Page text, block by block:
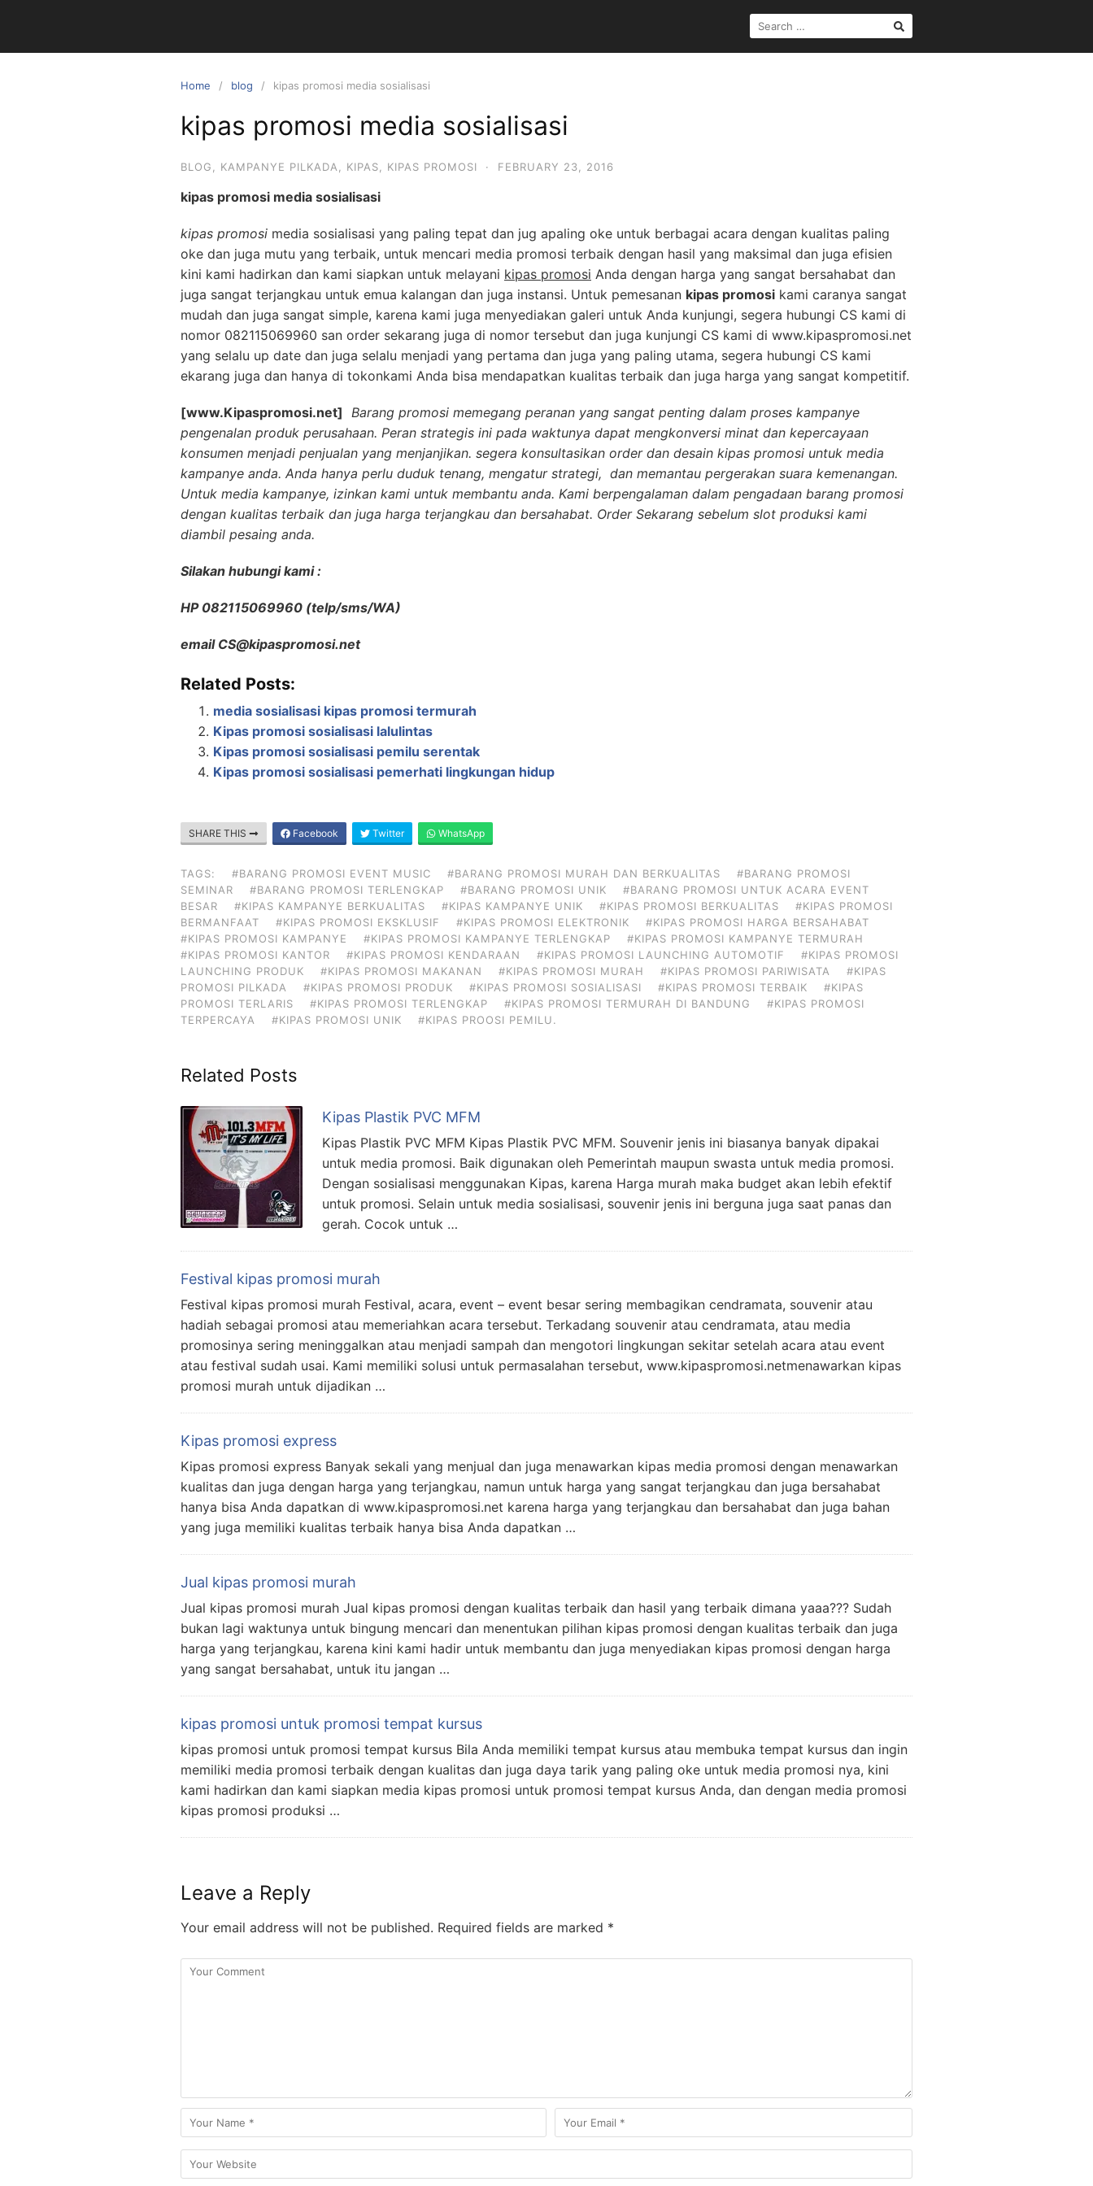
content
SEARCH
FOR:
Home blog kipas promosi media sosialisasi
kipas promosi media sosialisasi
BLOG KAMPANYE PILKADA KIPAS KIPAS PROMOSI · FEBRUARY 23, 2016
kipas promosi media sosialisasi
kipas promosi media sosialisasi yang paling tepat dan jug apaling oke untuk berbagai acara dengan kualitas paling
oke dan juga mutu yang terbaik, untuk mencari media promosi terbaik dengan hasil yang maksimal dan juga efisien
kini kami hadirkan dan kami siapkan untuk melayani kipas promosi Anda dengan harga yang sangat bersahabat dan
juga sangat terjangkau untuk emua kalangan dan juga instansi. Untuk pemesanan kipas promosi kami caranya sangat
mudah dan juga sangat simple, karena kami juga menyediakan galeri untuk Anda kunjungi, segera hubungi CS kami di
nomor 082115069960 san order sekarang juga di nomor tersebut dan juga kunjungi CS kami di www.kipaspromosi.net
yang selalu up date dan juga selalu menjadi yang pertama dan juga yang paling utama, segera hubungi CS kami
ekarang juga dan hanya di tokonkami Anda bisa mendapatkan kualitas terbaik dan juga harga yang sangat kompetitif.
[www.Kipaspromosi.net] Barang promosi memegang peranan yang sangat penting dalam proses kampanye
pengenalan produk perusahaan. Peran strategis ini pada waktunya dapat mengkonversi minat dan kepercayaan
konsumen menjadi penjualan yang menjanjikan. segera konsultasikan order dan desain kipas promosi untuk media
kampanye anda. Anda hanya perlu duduk tenang, mengatur strategi, dan memantau pergerakan suara kemenangan.
Untuk media kampanye, izinkan kami untuk membantu anda. Kami berpengalaman dalam pengadaan barang promosi
dengan kualitas terbaik dan juga harga terjangkau dan bersahabat. Order Sekarang sebelum slot produksi kami
diambil pesaing anda.
Silakan hubungi kami :
HP 082115069960 (telp/sms/WA)
email CS@kipaspromosi.net
Related Posts:
media sosialisasi kipas promosi termurah
Kipas promosi sosialisasi lalulintas
Kipas promosi sosialisasi pemilu serentak
Kipas promosi sosialisasi pemerhati lingkungan hidup
SHARE THIS Facebook Twitter WhatsApp
TAGS: #BARANG PROMOSI EVENT MUSIC #BARANG PROMOSI MURAH DAN BERKUALITAS
#BARANG PROMOSI
SEMINAR
#BARANG PROMOSI TERLENGKAP #BARANG PROMOSI UNIK
#BARANG PROMOSI UNTUK ACARA EVENT
BESAR
#KIPAS KAMPANYE BERKUALITAS #KIPAS KAMPANYE UNIK #KIPAS PROMOSI BERKUALITAS
#KIPAS PROMOSI
BERMANFAAT
#KIPAS PROMOSI EKSKLUSIF #KIPAS PROMOSI ELEKTRONIK
#KIPAS PROMOSI HARGA BERSAHABAT
#KIPAS PROMOSI KAMPANYE
#KIPAS PROMOSI KAMPANYE TERLENGKAP
#KIPAS PROMOSI KAMPANYE TERMURAH
#KIPAS PROMOSI KANTOR
#KIPAS PROMOSI KENDARAAN #KIPAS PROMOSI LAUNCHING AUTOMOTIF
#KIPAS PROMOSI
LAUNCHING PRODUK
#KIPAS PROMOSI MAKANAN #KIPAS PROMOSI MURAH #KIPAS PROMOSI PARIWISATA
#KIPAS
PROMOSI PILKADA
#KIPAS PROMOSI PRODUK #KIPAS PROMOSI SOSIALISASI #KIPAS PROMOSI TERBAIK
#KIPAS
PROMOSI TERLARIS
#KIPAS PROMOSI TERLENGKAP #KIPAS PROMOSI TERMURAH DI BANDUNG
#KIPAS PROMOSI
TERPERCAYA
#KIPAS PROMOSI UNIK #KIPAS PROOSI PEMILU.
Related Posts
Kipas Plastik PVC MFM
Kipas Plastik PVC MFM Kipas Plastik PVC MFM. Souvenir jenis ini biasanya banyak dipakai
untuk media promosi. Baik digunakan oleh Pemerintah maupun swasta untuk media promosi.
Dengan sosialisasi menggunakan Kipas, karena Harga murah maka budget akan lebih efektif
untuk promosi. Selain untuk media sosialisasi, souvenir jenis ini berguna juga saat panas dan
gerah. Cocok untuk …
Festival kipas promosi murah
Festival kipas promosi murah Festival, acara, event – event besar sering membagikan cendramata, souvenir atau
hadiah sebagai promosi atau memeriahkan acara tersebut. Terkadang souvenir atau cendramata, atau media
promosinya sering meninggalkan atau menjadi sampah dan mengotori lingkungan sekitar setelah acara atau event
atau festival sudah usai. Kami memiliki solusi untuk permasalahan tersebut, www.kipaspromosi.netmenawarkan kipas
promosi murah untuk dijadikan …
Kipas promosi express
Kipas promosi express Banyak sekali yang menjual dan juga menawarkan kipas media promosi dengan menawarkan
kualitas dan juga dengan harga yang terjangkau, namun untuk harga yang sangat terjangkau dan juga bersahabat
hanya bisa Anda dapatkan di www.kipaspromosi.net karena harga yang terjangkau dan bersahabat dan juga bahan
yang juga memiliki kualitas terbaik hanya bisa Anda dapatkan …
Jual kipas promosi murah
Jual kipas promosi murah Jual kipas promosi dengan kualitas terbaik dan hasil yang terbaik dimana yaaa??? Sudah
bukan lagi waktunya untuk bingung mencari dan menentukan pilihan kipas promosi dengan kualitas terbaik dan juga
harga yang terjangkau, karena kini kami hadir untuk membantu dan juga menyediakan kipas promosi dengan harga
yang sangat bersahabat, untuk itu jangan …
kipas promosi untuk promosi tempat kursus
kipas promosi untuk promosi tempat kursus Bila Anda memiliki tempat kursus atau membuka tempat kursus dan ingin
memiliki media promosi terbaik dengan kualitas dan juga daya tarik yang paling oke untuk media promosi nya, kini
kami hadirkan dan kami siapkan media kipas promosi untuk promosi tempat kursus Anda, dan dengan media promosi
kipas promosi produksi …
Leave a Reply
Your email address will not be published. Required fields are marked *